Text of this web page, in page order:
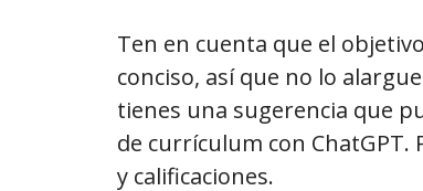
Ten en cuenta que el
conciso, así que no lo
tienes una sugerencia que
de currículum con ChatGPT.
y calificaciones.